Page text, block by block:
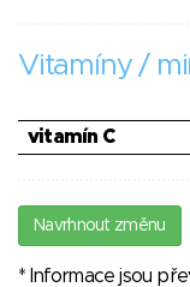
Vitamíny /
vitamín C
Navrhnout změnu
* Informace jsou